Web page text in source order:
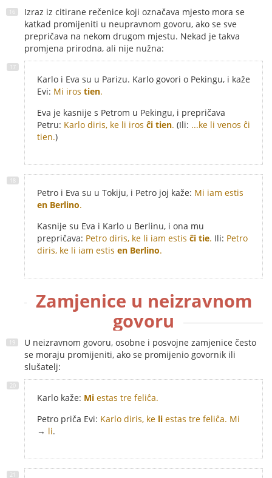
Izraz iz citirane rečenice koji označava mjesto mora se
katkad promijeniti u neupravnom govoru, ako se sve
prepričava na nekom drugom mjestu. Nekad je takva
promjena prirodna, ali nije nužna:
Karlo i Eva su u Parizu. Karlo govori o Pekingu, i kaže
Evi: Mi iros tien.
Eva je kasnije s Petrom u Pekingu, i prepričava
Petru: Karlo diris, ke li iros ĉi tien. (Ili: ...ke li venos ĉi
tien.)
Petro i Eva su u Tokiju, i Petro joj kaže: Mi iam estis
en Berlino.
Kasnije su Eva i Karlo u Berlinu, i ona mu
prepričava: Petro diris, ke li iam estis ĉi tie. Ili: Petro
diris, ke li iam estis en Berlino.
Zamjenice u neizravnom
govoru
U neizravnom govoru, osobne i posvojne zamjenice često
se moraju promijeniti, ako se promijenio govornik ili
slušatelj:
Karlo kaže: Mi estas tre feliĉa.
Petro priča Evi: Karlo diris, ke li estas tre feliĉa. Mi
→ li.